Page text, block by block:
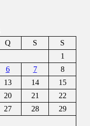
Q S
S
1
6 7
8
13 14
15
20 21
22
27 28
29